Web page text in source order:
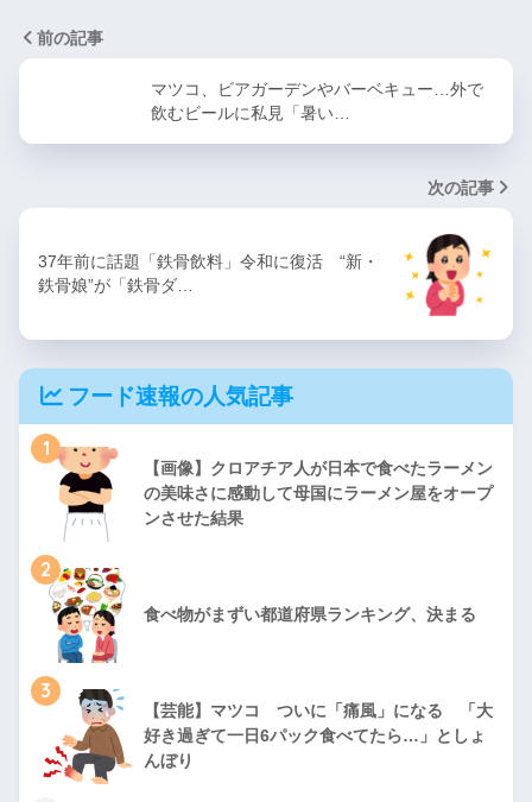
前の記事
マツコ、ビアガーデンやバーベキュー…外で
飲むビールに私見「暑い…
次の記事
37年前に話題「鉄骨飲料」令和に復活 “新・
鉄骨娘”が「鉄骨ダ…
フード速報の人気記事
1
【画像】クロアチア人が日本で食べたラーメン
の美味さに感動して母国にラーメン屋をオープ
ンさせた結果
2
食べ物がまずい都道府県ランキング、決まる
3
【芸能】マツコ ついに「痛風」になる 「大
好き過ぎて一日6パック食べてたら…」としょ
んぼり